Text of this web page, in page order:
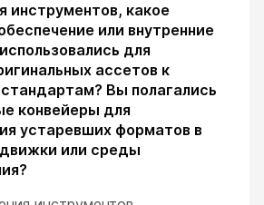
инструментов, какое
или внутренние
для
ассетов к
Вы полагались
конвейеры для
устаревших форматов в
или среды